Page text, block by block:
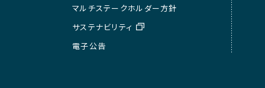
マルチステークホルダー方針
サステナビリティ
電子公告